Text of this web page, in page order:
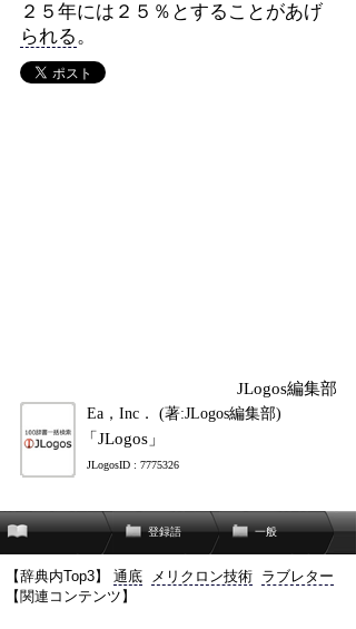
２５年には２５％とすることがあげ
られる。
JLogos編集部
Ea，Inc． (著:JLogos編集部)
「JLogos」
JLogosID : 7775326
登録語 一般
【辞典内Top3】 通底 メリクロン技術 ラブレター
【関連コンテンツ】